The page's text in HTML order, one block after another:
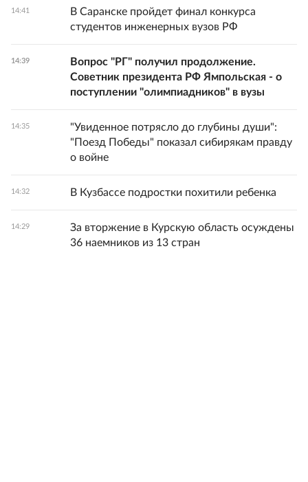
14:41
В Саранске пройдет финал конкурса
студентов инженерных вузов РФ
14:39
Вопрос "РГ" получил продолжение.
Советник президента РФ Ямпольская - о
поступлении "олимпиадников" в вузы
14:35
"Увиденное потрясло до глубины души":
"Поезд Победы" показал сибирякам правду
о войне
14:32 В Кузбассе подростки похитили ребенка
14:29
За вторжение в Курскую область осуждены
36 наемников из 13 стран